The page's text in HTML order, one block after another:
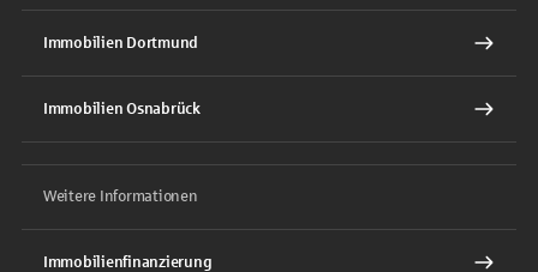
Immobilien Dortmund
Immobilien Osnabrück
Weitere Informationen
Immobilienfinanzierung